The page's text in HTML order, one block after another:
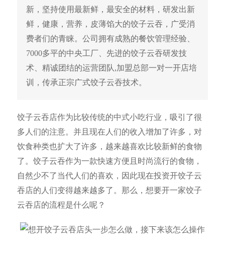
新，坚持使用最新鲜，最安全的材料，研发出新
鲜，健康，营养，皮薄馅大的饺子云吞，广受消
费者们的青睐。公司拥有成熟的餐饮管理经验、
7000多平的中央工厂、先进的饺子云吞研发技
术、精诚团结的运营团队,加盟总部一对一开店培
训，传承正宗广式饺子云吞技术。
饺子云吞店作为比较传统的中式小吃行业，吸引了很
多人们的注意。并且现在人们的收入增加了许多，对
饮食种类也扩大了许多，越来越喜欢比较新鲜的食物
了。饺子云吞作为一款快速方便且时尚流行的食物，
自然少不了当代人们的喜欢，因此现在投资开饺子云
吞店的人们变得越来越多了。那么，想要开一家饺子
云吞店的流程是什么呢？